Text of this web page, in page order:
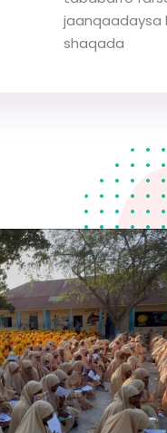
jaanqaadaysa
shaqada